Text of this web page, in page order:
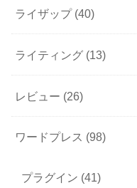
ライザップ (40)
ライティング (13)
レビュー (26)
ワードプレス (98)
プラグイン (41)